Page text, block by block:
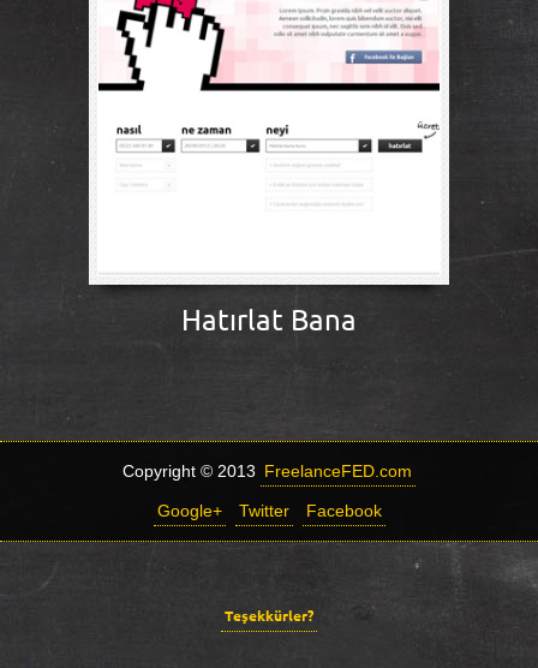
Hatırlat Bana
Copyright © 2013 FreelanceFED.com
Google+ Twitter Facebook
Teşekkürler?